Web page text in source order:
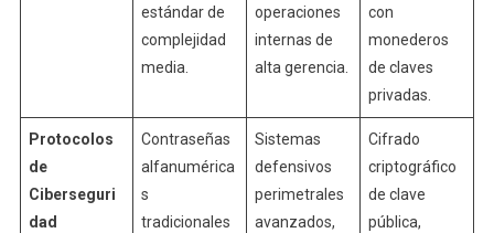
estándar de
complejidad
media.
operaciones
internas de
alta gerencia.
con
monederos
de claves
privadas.
Protocolos
de
Ciberseguri
dad
Contraseñas
alfanumérica
s
tradicionales
Sistemas
defensivos
perimetrales
avanzados,
Cifrado
criptográfico
de clave
pública,